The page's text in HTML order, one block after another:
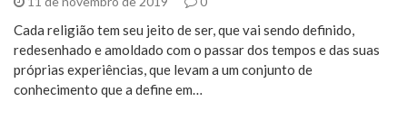
Cada religião tem seu jeito de ser, que vai sendo definido,
redesenhado e amoldado com o passar dos tempos e das suas
próprias experiências, que levam a um conjunto de
conhecimento que a define em…